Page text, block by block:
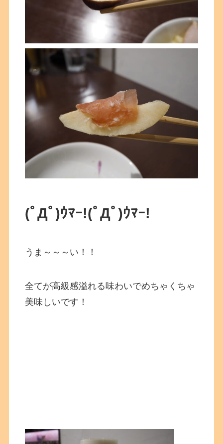
(ﾟДﾟ)ｳﾏｰ!(ﾟДﾟ)ｳﾏｰ!
うま～～～い！！
全てが高級感溢れる味わいでめちゃくちゃ
美味しいです！